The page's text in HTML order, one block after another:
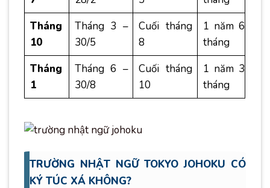
Tháng
10
Tháng 3 –
30/5
Cuối tháng
8
1 năm 6
tháng
Tháng
1
Tháng 6 –
30/8
Cuối tháng
10
1 năm 3
tháng
TRƯỜNG NHẬT NGỮ TOKYO JOHOKU CÓ
KÝ TÚC XÁ KHÔNG?